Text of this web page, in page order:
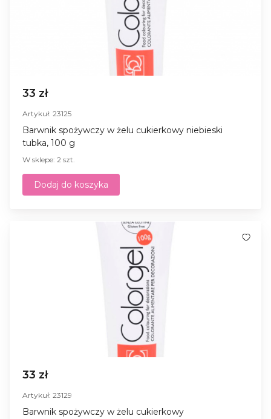
33 zł
Artykuł: 23125
Barwnik spożywczy w żelu cukierkowy niebieski
tubka, 100 g
W sklepe: 2 szt.
Dodaj do koszyka
33 zł
Artykuł: 23129
Barwnik spożywczy w żelu cukierkowy